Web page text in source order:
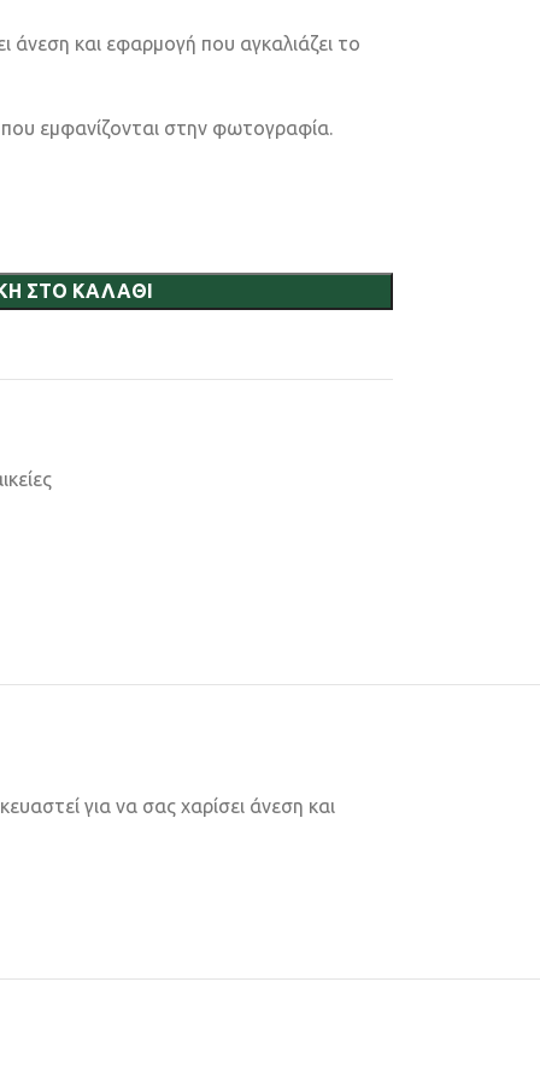
άνεση και εφαρμογή που αγκαλιάζει το
εμφανίζονται στην φωτογραφία.
ΣΤΟ ΚΑΛΆΘΙ
για να σας χαρίσει άνεση και